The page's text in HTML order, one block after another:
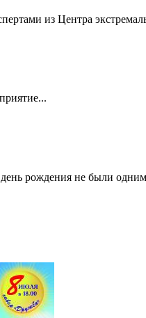
из Центра
рождения не были